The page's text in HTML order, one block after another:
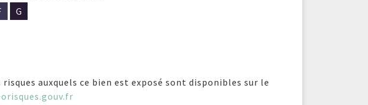
G
auxquels ce bien est exposé sont disponibles sur le